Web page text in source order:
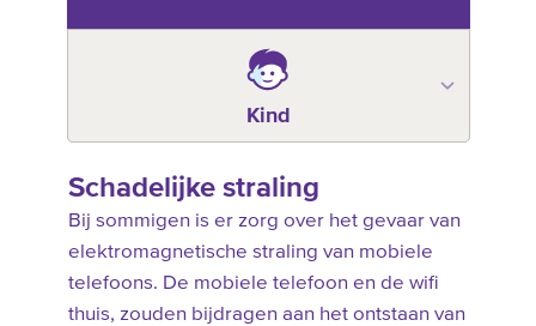
Kind
Schadelijke straling
Bij sommigen is er zorg over het gevaar van
elektromagnetische straling van mobiele
telefoons. De mobiele telefoon en de wifi
thuis, zouden bijdragen aan het ontstaan van